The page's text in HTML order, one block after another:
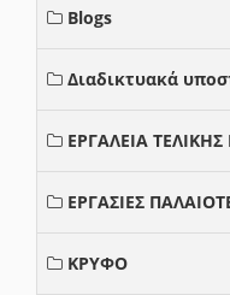
Blogs
Διαδικτυακά
ΕΡΓΑΛΕΙΑ ΤΕΛΙΚΗΣ
ΕΡΓΑΣΙΕΣ
ΚΡΥΦΟ